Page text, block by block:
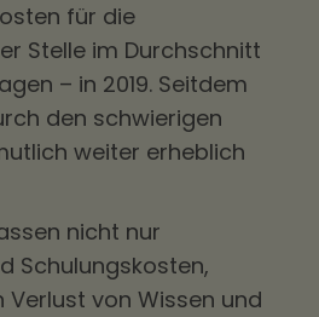
für die
Stelle im Durchschnitt
– in 2019. Seitdem
den schwierigen
weiter erheblich
nicht nur
Schulungskosten,
von Wissen und